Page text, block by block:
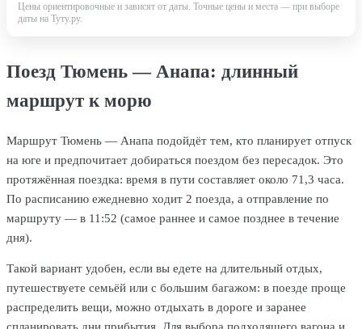
Цены ориентировочные и зависят от даты. Точные цены и места — при выборе
даты на Туту.ру.
Поезд Тюмень — Анапа: длинный
маршрут к морю
Маршрут Тюмень — Анапа подойдёт тем, кто планирует отпуск
на юге и предпочитает добираться поездом без пересадок. Это
протяжённая поездка: время в пути составляет около 71,3 часа.
По расписанию ежедневно ходит 2 поезда, а отправление по
маршруту — в 11:52 (самое раннее и самое позднее в течение
дня).
Такой вариант удобен, если вы едете на длительный отдых,
путешествуете семьёй или с большим багажом: в поезде проще
распределить вещи, можно отдыхать в дороге и заранее
спланировать дни прибытия. Для выбора подходящего вагона и